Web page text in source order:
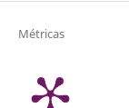
Métricas